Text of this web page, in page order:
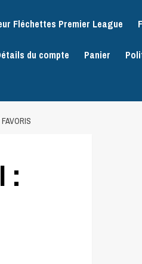
Fléchettes Premier League
du compte Panier
: